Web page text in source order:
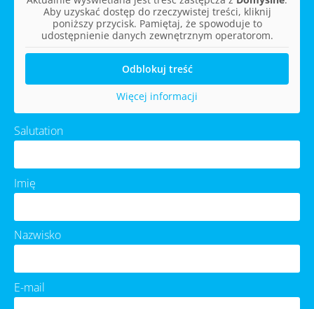
Aby uzyskać dostęp do rzeczywistej treści, kliknij
poniższy przycisk. Pamiętaj, że spowoduje to
udostępnienie danych zewnętrznym operatorom.
Odblokuj treść
Więcej informacji
Salutation
Imię
Nazwisko
E-mail